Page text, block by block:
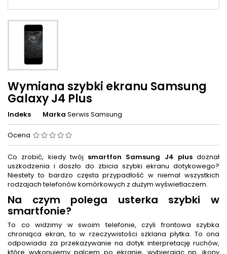
Wymiana szybki ekranu Samsung
Galaxy J4 Plus
Indeks Marka Serwis Samsung
Ocena
Co zrobić, kiedy twój smartfon Samsung J4 plusdoznał
uszkodzenia i doszło do zbicia szybki ekranu dotykowego?
Niestety to bardzo częsta przypadłość w niemal wszystkich
rodzajach telefonów komórkowych z dużym wyświetlaczem.
Na czym polega usterka szybki w
smartfonie?
To co widzimy w swoim telefonie, czyli frontowa szybka
chroniąca ekran, to w rzeczywistości szklana płytka. To ona
odpowiada za przekazywanie na dotyk interpretację ruchów,